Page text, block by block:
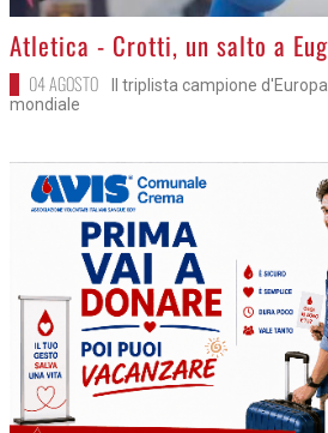
>
Atletica - Crotti, un salto a
04 AGOSTO
Il triplista campione
mondiale